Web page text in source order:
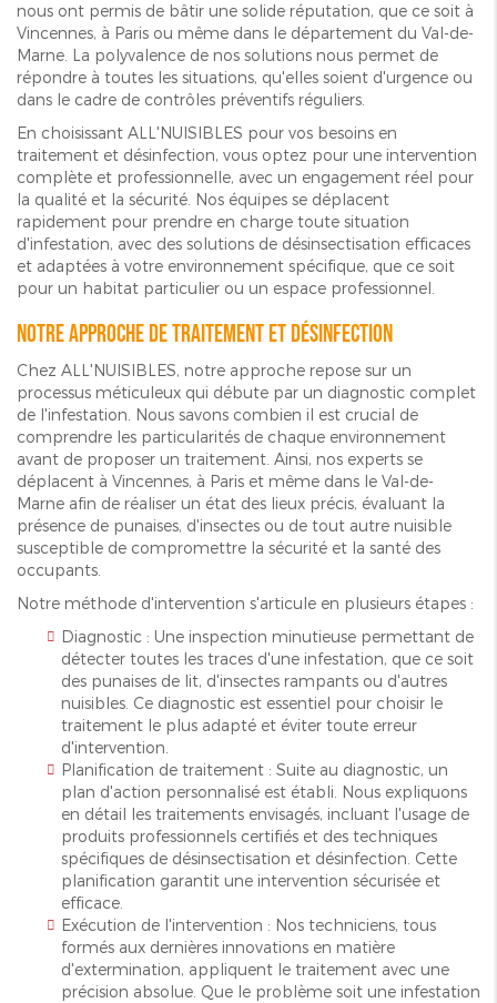
nous ont permis de bâtir une solide réputation, que ce soit à
Vincennes, à Paris ou même dans le département du Val-de-
Marne. La polyvalence de nos solutions nous permet de
répondre à toutes les situations, qu'elles soient d'urgence ou
dans le cadre de contrôles préventifs réguliers.
En choisissant ALL'NUISIBLES pour vos besoins en
traitement et désinfection, vous optez pour une intervention
complète et professionnelle, avec un engagement réel pour
la qualité et la sécurité. Nos équipes se déplacent
rapidement pour prendre en charge toute situation
d'infestation, avec des solutions de désinsectisation efficaces
et adaptées à votre environnement spécifique, que ce soit
pour un habitat particulier ou un espace professionnel.
Notre approche de traitement et désinfection
Chez ALL'NUISIBLES, notre approche repose sur un
processus méticuleux qui débute par un diagnostic complet
de l'infestation. Nous savons combien il est crucial de
comprendre les particularités de chaque environnement
avant de proposer un traitement. Ainsi, nos experts se
déplacent à Vincennes, à Paris et même dans le Val-de-
Marne afin de réaliser un état des lieux précis, évaluant la
présence de punaises, d'insectes ou de tout autre nuisible
susceptible de compromettre la sécurité et la santé des
occupants.
Notre méthode d'intervention s'articule en plusieurs étapes :
Diagnostic : Une inspection minutieuse permettant de
détecter toutes les traces d'une infestation, que ce soit
des punaises de lit, d'insectes rampants ou d'autres
nuisibles. Ce diagnostic est essentiel pour choisir le
traitement le plus adapté et éviter toute erreur
d'intervention.
Planification de traitement : Suite au diagnostic, un
plan d'action personnalisé est établi. Nous expliquons
en détail les traitements envisagés, incluant l'usage de
produits professionnels certifiés et des techniques
spécifiques de désinsectisation et désinfection. Cette
planification garantit une intervention sécurisée et
efficace.
Exécution de l'intervention : Nos techniciens, tous
formés aux dernières innovations en matière
d'extermination, appliquent le traitement avec une
précision absolue. Que le problème soit une infestation